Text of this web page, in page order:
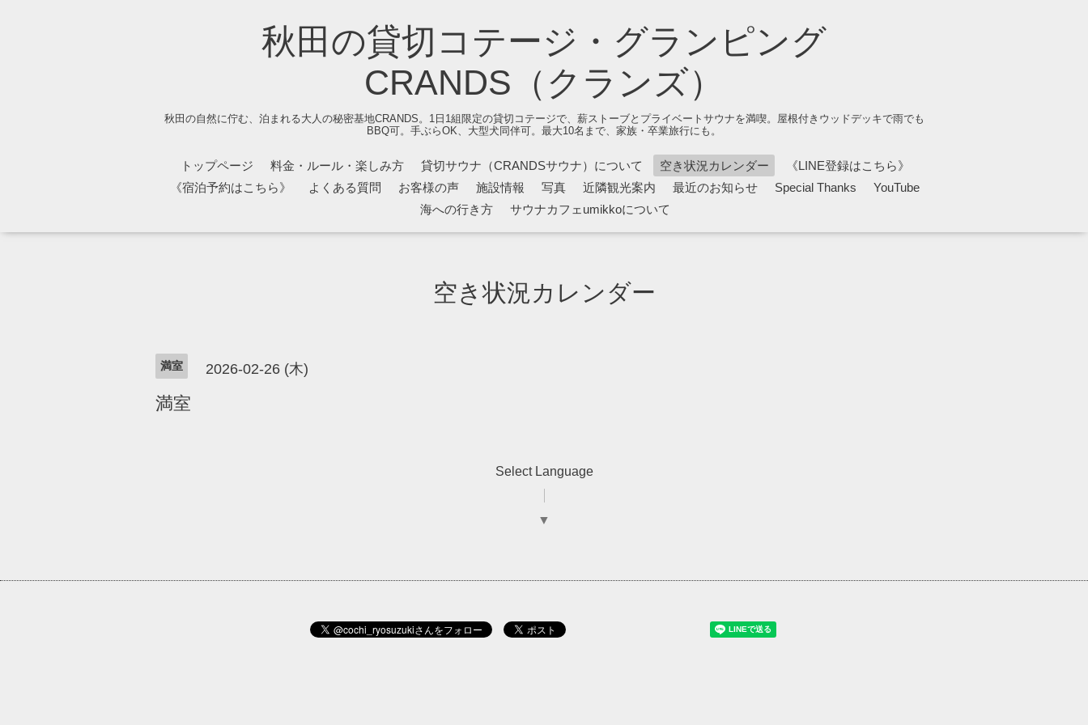
秋田の貸切コテージ・グランピング
CRANDS（クランズ）
秋田の自然に佇む、泊まれる大人の秘密基地CRANDS。1日1組限定の貸切コテージで、薪ストーブとプライベートサウナを満喫。屋根付きウッドデッキで雨でも
BBQ可。手ぶらOK、大型犬同伴可。最大10名まで、家族・卒業旅行にも。
トップページ 料金・ルール・楽しみ方 貸切サウナ（CRANDSサウナ）について 空き状況カレンダー
《LINE登録はこちら》
《宿泊予約はこちら》
よくある質問 お客様の声 施設情報 写真 近隣観光案内 最近のお知らせ Special Thanks
YouTube
海への行き方
サウナカフェumikkoについて
空き状況カレンダー
満室 2026-02-26 (木)
満室
Select Language
▼